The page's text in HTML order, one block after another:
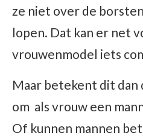
ze niet over de
lopen. Dat kan er net
vrouwenmodel iets
Maar betekent dit dan
om als vrouw een
Of kunnen mannen